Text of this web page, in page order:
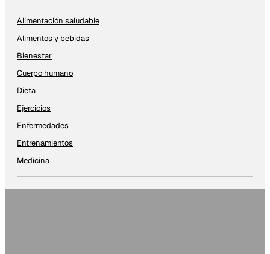
Alimentación saludable
Alimentos y bebidas
Bienestar
Cuerpo humano
Dieta
Ejercicios
Enfermedades
Entrenamientos
Medicina